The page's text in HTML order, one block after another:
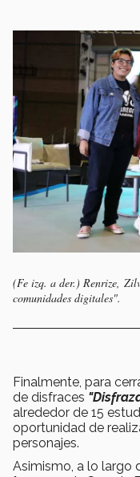
(Fe izq. a der.) Renrize,
comunidades digitales".
Finalmente, para
de disfraces
alrededor de 15
oportunidad de
personajes.
Asimismo, a lo largo